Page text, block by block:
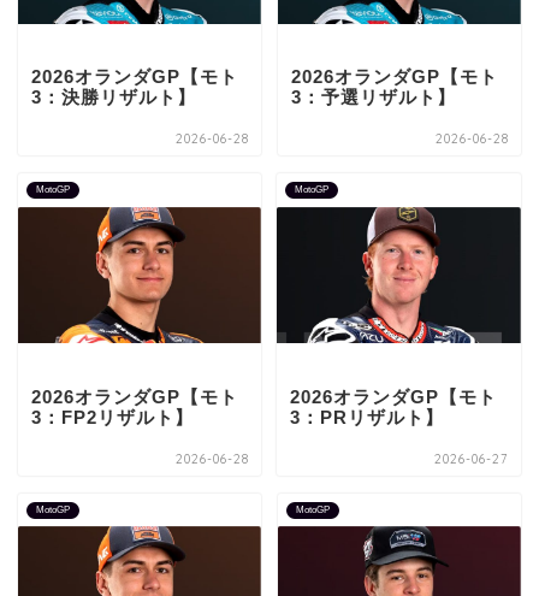
2026オランダGP【モト
3：決勝リザルト】
2026-06-28
2026オランダGP【モト
3：予選リザルト】
2026-06-28
MotoGP
2026オランダGP【モト
3：FP2リザルト】
2026-06-28
MotoGP
2026オランダGP【モト
3：PRリザルト】
2026-06-27
MotoGP MotoGP